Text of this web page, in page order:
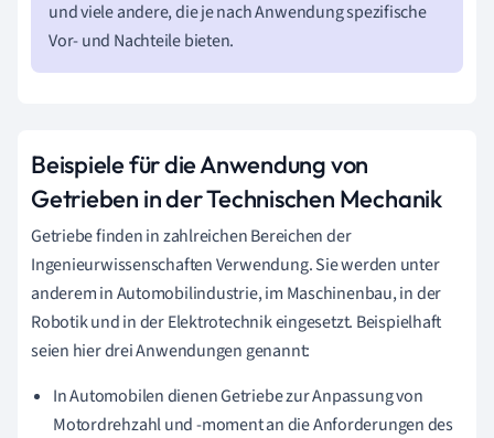
und viele andere, die je nach Anwendung spezifische
Vor- und Nachteile bieten.
Beispiele für die Anwendung von
Getrieben in der Technischen Mechanik
Getriebe finden in zahlreichen Bereichen der
Ingenieurwissenschaften Verwendung. Sie werden unter
anderem in Automobilindustrie, im Maschinenbau, in der
Robotik und in der Elektrotechnik eingesetzt. Beispielhaft
seien hier drei Anwendungen genannt:
In Automobilen dienen Getriebe zur Anpassung von
Motordrehzahl und -moment an die Anforderungen des